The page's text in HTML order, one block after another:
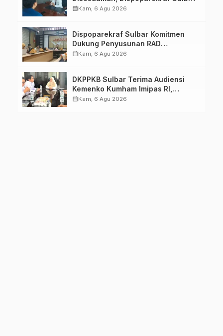
Pastikan Persiapan Tetap
calendar_monthKam, 6 Agu 2026
Dispoparekraf Sulbar Komitmen
Dukung Penyusunan RAD
TPB/SDGs Sulawesi Barat
calendar_monthKam, 6 Agu 2026
DKPPKB Sulbar Terima Audiensi
Kemenko Kumham Imipas RI,
Perkuat Pelayanan Kesehatan bagi
calendar_monthKam, 6 Agu 2026